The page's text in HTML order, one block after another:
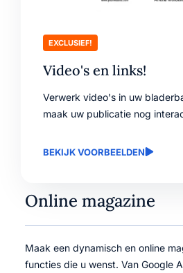
EXCLUSIEF!
Video's en links!
Verwerk video's in uw
maak uw publicatie nog
BEKIJK VOORBEELDEN
Online magazine
Maak een dynamisch en online
functies die u wenst. Van Google